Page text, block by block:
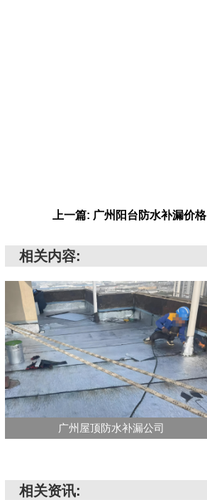
上一篇: 广州阳台防水补漏价格
相关内容:
广州屋顶防水补漏公司
相关资讯: